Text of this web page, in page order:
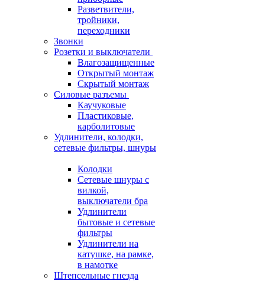
Разветвители,
тройники,
переходники
Звонки
Розетки и выключатели
Влагозащищенные
Открытый монтаж
Скрытый монтаж
Силовые разъемы
Каучуковые
Пластиковые,
карболитовые
Удлинители, колодки,
сетевые фильтры, шнуры
Колодки
Сетевые шнуры с
вилкой,
выключатели бра
Удлинители
бытовые и сетевые
фильтры
Удлинители на
катушке, на рамке,
в намотке
Штепсельные гнезда